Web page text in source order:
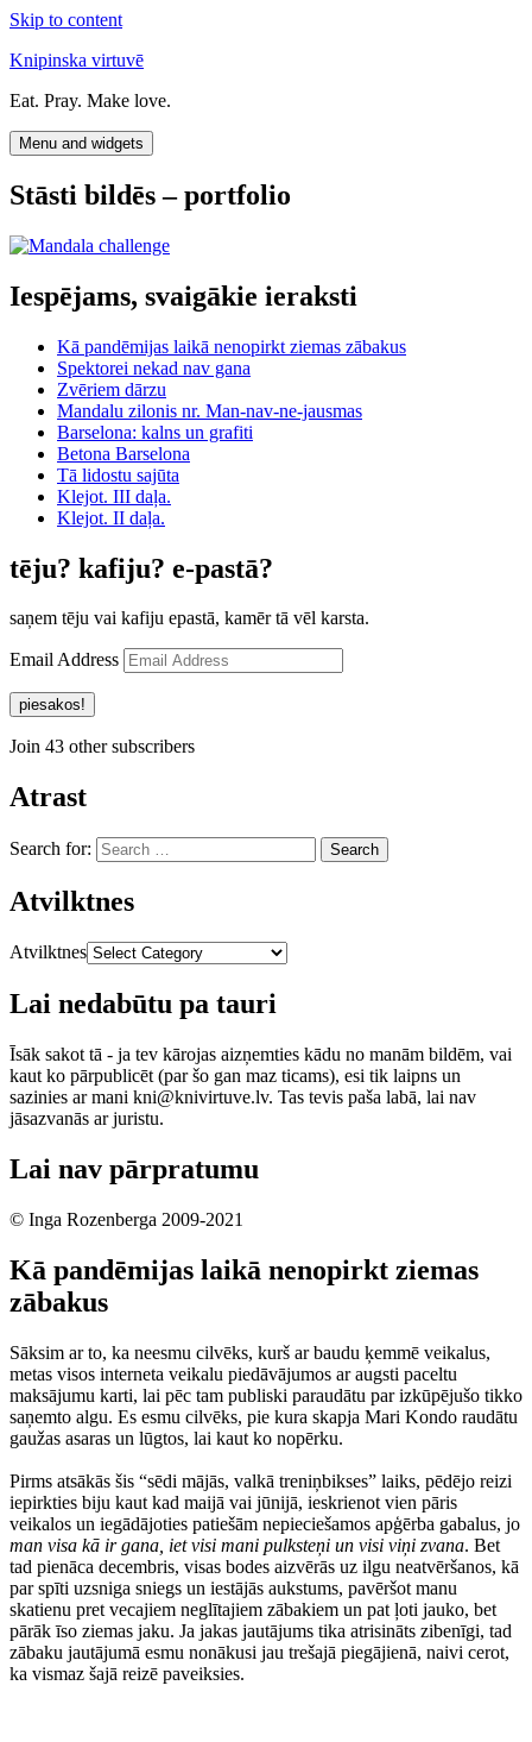
Skip to content
Knipinska virtuvē
Eat. Pray. Make love.
Menu and widgets
Stāsti bildēs – portfolio
Iespējams, svaigākie ieraksti
Kā pandēmijas laikā nenopirkt ziemas zābakus
Spektorei nekad nav gana
Zvēriem dārzu
Mandalu zilonis nr. Man-nav-ne-jausmas
Barselona: kalns un grafiti
Betona Barselona
Tā lidostu sajūta
Klejot. III daļa.
Klejot. II daļa.
tēju? kafiju? e-pastā?
saņem tēju vai kafiju epastā, kamēr tā vēl karsta.
Email Address
piesakos!
Join 43 other subscribers
Atrast
Search for:
Atvilktnes
Atvilktnes
Lai nedabūtu pa tauri
Īsāk sakot tā - ja tev kārojas aizņemties kādu no manām bildēm, vai
kaut ko pārpublicēt (par šo gan maz ticams), esi tik laipns un
sazinies ar mani kni@knivirtuve.lv. Tas tevis paša labā, lai nav
jāsazvanās ar juristu.
Lai nav pārpratumu
© Inga Rozenberga 2009-2021
Kā pandēmijas laikā nenopirkt ziemas
zābakus
Sāksim ar to, ka neesmu cilvēks, kurš ar baudu ķemmē veikalus,
metas visos interneta veikalu piedāvājumos ar augsti paceltu
maksājumu karti, lai pēc tam publiski paraudātu par izkūpējušo tikko
saņemto algu. Es esmu cilvēks, pie kura skapja Mari Kondo raudātu
gaužas asaras un lūgtos, lai kaut ko nopērku.
Pirms atsākās šis “sēdi mājās, valkā treniņbikses” laiks, pēdējo reizi
iepirkties biju kaut kad maijā vai jūnijā, ieskrienot vien pāris
veikalos un iegādājoties patiešām nepieciešamos apģērba gabalus, jo
man visa kā ir gana, iet visi mani pulksteņi un visi viņi zvana. Bet
tad pienāca decembris, visas bodes aizvērās uz ilgu neatvēršanos, kā
par spīti uzsniga sniegs un iestājās aukstums, pavēršot manu
skatienu pret vecajiem neglītajiem zābakiem un pat ļoti jauko, bet
pārāk īso ziemas jaku. Ja jakas jautājums tika atrisināts zibenīgi, tad
zābaku jautājumā esmu nonākusi jau trešajā piegājienā, naivi cerot,
ka vismaz šajā reizē paveiksies.